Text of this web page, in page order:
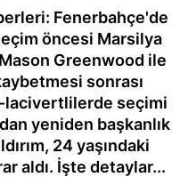
Fenerbahçe'de
öncesi Marsilya
Greenwood ile
sonrası
lacivertlilerde seçimi
yeniden başkanlık
24 yaşındaki
aldı. İşte detaylar...